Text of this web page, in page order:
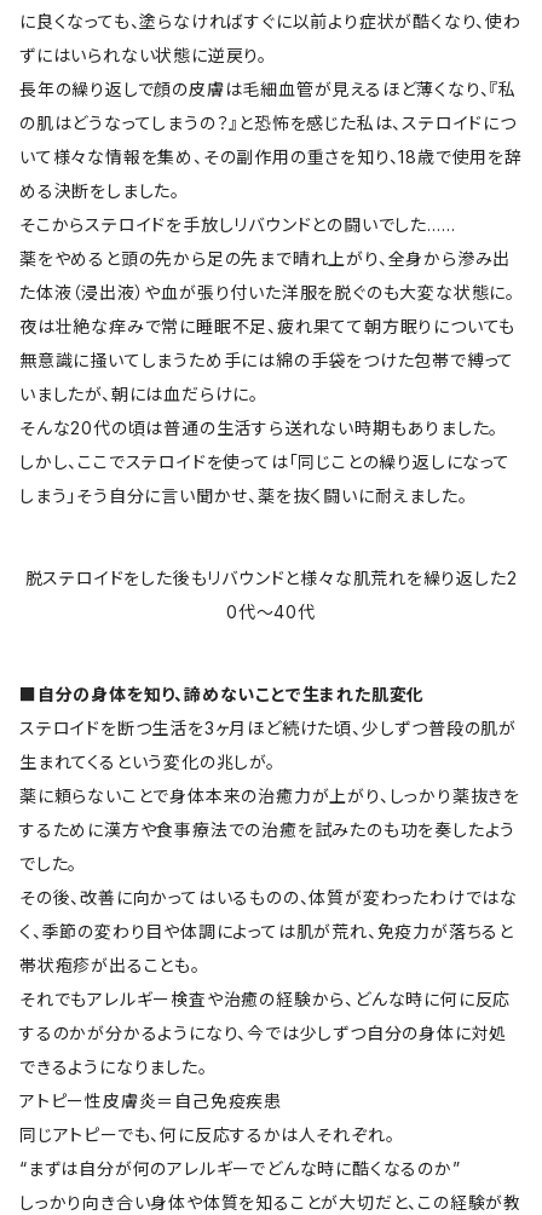
に良くなっても、塗らなければすぐに以前より症状が酷くなり、使わ
ずにはいられない状態に逆戻り。
長年の繰り返しで顔の皮膚は毛細血管が見えるほど薄くなり、『私
の肌はどうなってしまうの？』と恐怖を感じた私は、ステロイドにつ
いて様々な情報を集め、その副作用の重さを知り、18歳で使用を辞
める決断をしました。
そこからステロイドを手放しリバウンドとの闘いでした……
薬をやめると頭の先から足の先まで晴れ上がり、全身から滲み出
た体液（浸出液）や血が張り付いた洋服を脱ぐのも大変な状態に。
夜は壮絶な痒みで常に睡眠不足、疲れ果てて朝方眠りについても
無意識に掻いてしまうため手には綿の手袋をつけた包帯で縛って
いましたが、朝には血だらけに。
そんな20代の頃は普通の生活すら送れない時期もありました。
しかし、ここでステロイドを使っては「同じことの繰り返しになって
しまう」そう自分に言い聞かせ、薬を抜く闘いに耐えました。
脱ステロイドをした後もリバウンドと様々な肌荒れを繰り返した2
0代～40代
■自分の身体を知り、諦めないことで生まれた肌変化
ステロイドを断つ生活を3ヶ月ほど続けた頃、少しずつ普段の肌が
生まれてくるという変化の兆しが。
薬に頼らないことで身体本来の治癒力が上がり、しっかり薬抜きを
するために漢方や食事療法での治癒を試みたのも功を奏したよう
でした。
その後、改善に向かってはいるものの、体質が変わったわけではな
く、季節の変わり目や体調によっては肌が荒れ、免疫力が落ちると
帯状疱疹が出ることも。
それでもアレルギー検査や治癒の経験から、どんな時に何に反応
するのかが分かるようになり、今では少しずつ自分の身体に対処
できるようになりました。
アトピー性皮膚炎＝自己免疫疾患
同じアトピーでも、何に反応するかは人それぞれ。
“まずは自分が何のアレルギーでどんな時に酷くなるのか”
しっかり向き合い身体や体質を知ることが大切だと、この経験が教